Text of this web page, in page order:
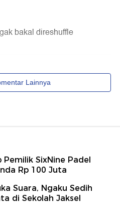
SixNine Padel
Rp 100 Juta
Suara, Ngaku Sedih
di Sekolah Jaksel